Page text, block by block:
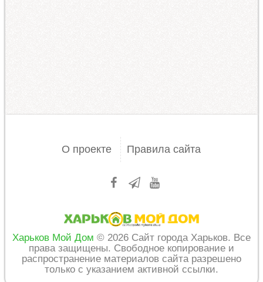
О проекте Правила сайта
Харьков Мой Дом © 2026 Сайт города Харьков. Все
права защищены. Свободное копирование и
распространение материалов сайта разрешено
только с указанием активной ссылки.